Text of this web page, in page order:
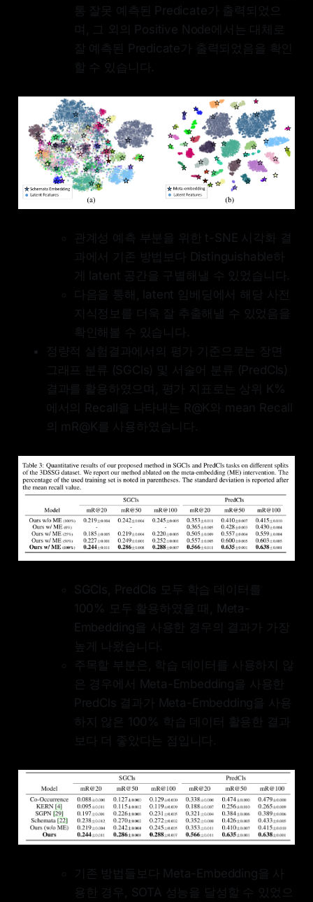
통 잘못 예측된 Predicate가 출력되었으
며, 그 외의 Positive Node에서는 대체로
잘 예측된 Predicate가 출력되었음을 확인
할 수 있습니다.
관계성 예측 부분을 위한 t-SNE 시각화 결
과에서 기존 방법보다 Distinguishable하
게 latent 공간을 구별해낼 수 있었습니다.
다음을 통해, latent 임베딩에서 해당 사전
지식정보를 더욱 잘 추출해낼 수 있었음을
확인해볼 수 있습니다.
정량적 실험결과에서의 평가 기준으로는 장면
그래프 분류 (SGCls) 및 서술어 분류 (PredCls)
결과를 활용하였으며, 평가 지표로는 상위 K%
에서의 Recall을 나타내는 R@K와 mean Recall
의 mR@K를 사용하였습니다.
SGCls, PredCls 모두 학습 데이터를
100% 모두 활용하였을 때, Meta-
Embedding을 사용한 경우의 결과가 가장
높게 나왔습니다.
주목할 부분은, 학습 데이터를 사용하지 않
은 경우에서 Meta-Embedding을 사용한
PredCls 결과가 Meta-Embedding을 사용
하지 않은 100% 학습 데이터 활용한 결과
보다 더 좋았다는 점입니다.
기존 방법들보다 Meta-Embedding을 사
용한 경우, SOTA 성능을 달성할 수 있었으